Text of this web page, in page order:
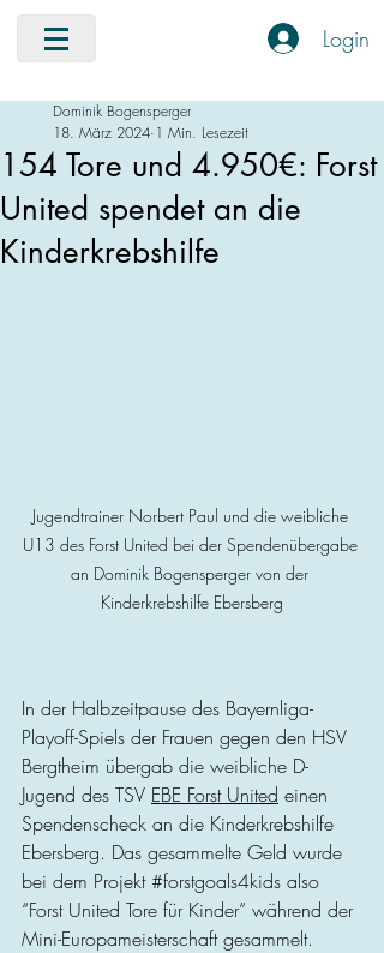
Login
154 Tore und 4.950€: Forst
United spendet an die
Kinderkrebshilfe
Dominik Bogensperger
18. März 2024 1 Min. Lesezeit
Jugendtrainer Norbert Paul und die weibliche
U13 des Forst United bei der Spendenübergabe
an Dominik Bogensperger von der
Kinderkrebshilfe Ebersberg
In der Halbzeitpause des Bayernliga-
Playoff-Spiels der Frauen gegen den HSV
Bergtheim übergab die weibliche D-
Jugend des TSV EBE Forst United einen
Spendenscheck an die Kinderkrebshilfe
Ebersberg. Das gesammelte Geld wurde
bei dem Projekt #forstgoals4kids also
“Forst United Tore für Kinder” während der
Mini-Europameisterschaft gesammelt.